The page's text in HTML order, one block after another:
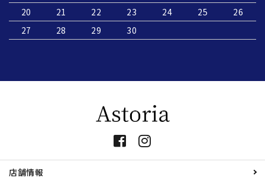
20
21 22 23 24 25
26
27
28 29 30
店舗情報